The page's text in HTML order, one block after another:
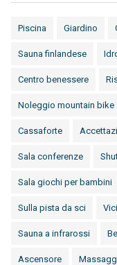
Piscina Giardino
Sauna finlandese
Centro benessere
Noleggio mountain bike
Cassaforte
Sala conferenze
Sala giochi per bambini
Sulla pista da sci
Sauna a infrarossi
Ascensore